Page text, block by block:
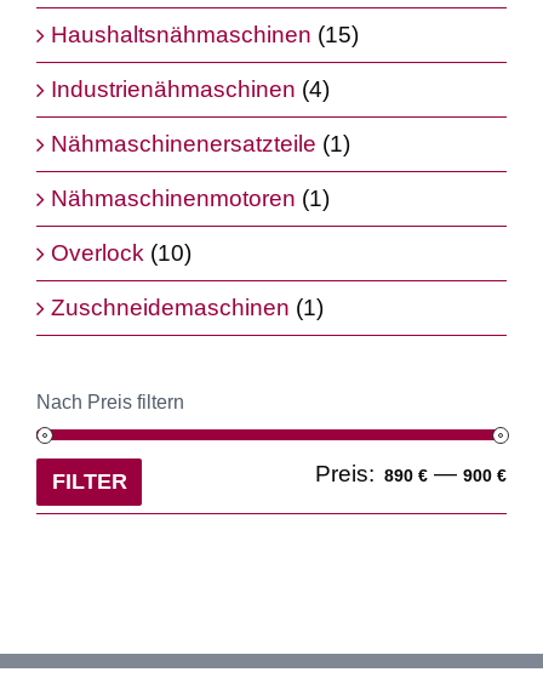
Haushaltsnähmaschinen (15)
Industrienähmaschinen (4)
Nähmaschinenersatzteile (1)
Nähmaschinenmotoren (1)
Overlock (10)
Zuschneidemaschinen (1)
Nach Preis filtern
FILTER Preis: 890 € — 900 €